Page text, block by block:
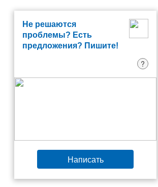
Не решаются
проблемы? Есть
предложения? Пишите!
?
Написать